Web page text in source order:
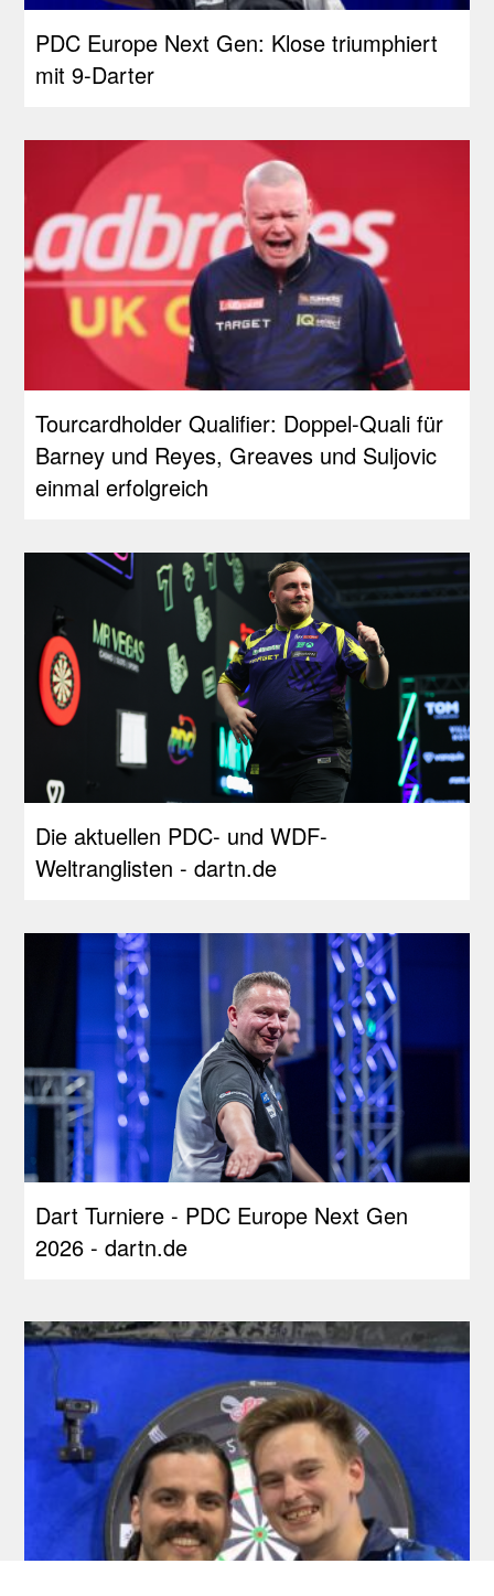
PDC Europe Next Gen: Klose triumphiert
mit 9-Darter
Tourcardholder Qualifier: Doppel-Quali für
Barney und Reyes, Greaves und Suljovic
einmal erfolgreich
Die aktuellen PDC- und WDF-
Weltranglisten - dartn.de
Dart Turniere - PDC Europe Next Gen
2026 - dartn.de